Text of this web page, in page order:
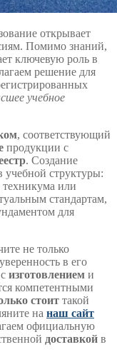
открывает
Помимо знаний,
ключевую роль в
решение для
учебное
, соответствующий
продукции с
. Создание
учебной структуры:
техникума или
стандартам,
для
не только
в его
изготовлением и
компетентными
стоит такой
на наш сайт
официальную
доставкой в